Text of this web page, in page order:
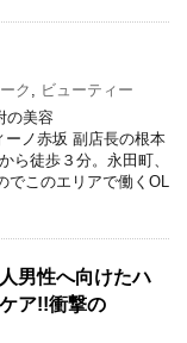
ク
ビューティー
の美容
ノ赤坂 副店長の根本
徒歩３分。永田町、
でこのエリアで働くOL
男性へ向けたハ
ア!!衝撃の